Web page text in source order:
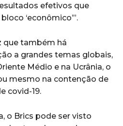
efetivos que
‘econômico’”.
que também há
a grandes temas globais,
Médio e na Ucrânia, o
mesmo na contenção de
covid-19.
o Brics pode ser visto